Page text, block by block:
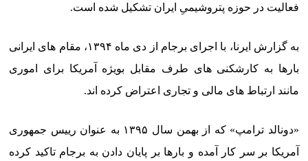
فعالیت در حوزه پتروشیمیِ ایران تشکیل شده است.
به گزارش ایرنا، با اجرای برجام از دی ماه ۱۳۹۴، مقام های ایرانی
بارها به کارشکنی های طرف مقابل بویژه آمریکا برای اموری
مانند ارتباط های مالی و تجاری اعتراض کرده اند.
«دونالد ترامپ» که از بهمن سال ۱۳۹۵ به عنوان رییس جمهوری
آمریکا بر سر کار آمده و بارها بر پایان دادن به برجام تاکید کرده